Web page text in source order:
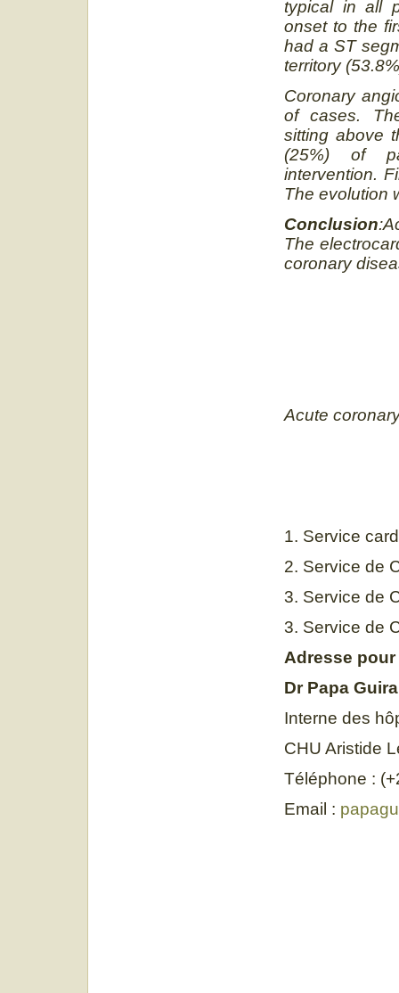
typical in all
onset to the
had a ST
territory
Coronary
of cases.
sitting above
(25%) of
intervention.
The evolution
Conclusion
The
coronary
Acute
1. Service
2. Service de
3. Service de
3. Service de
Adresse
Dr Papa
Interne des
CHU Aristide
Téléphone :
Email :